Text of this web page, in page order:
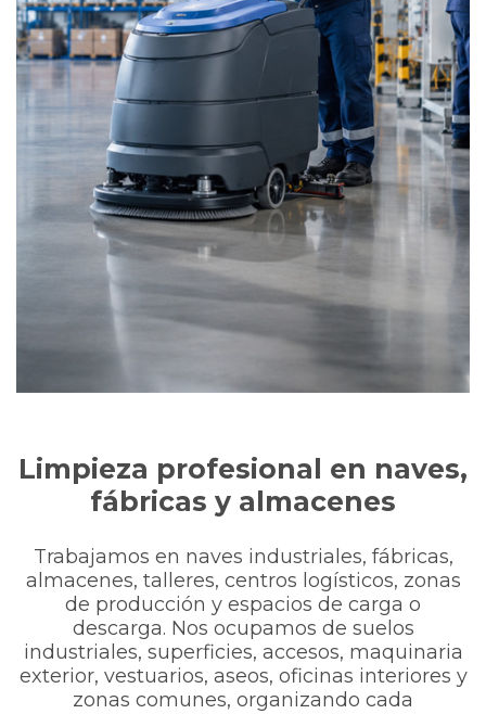
Limpieza profesional en naves,
fábricas y almacenes
Trabajamos en naves industriales, fábricas,
almacenes, talleres, centros logísticos, zonas
de producción y espacios de carga o
descarga. Nos ocupamos de suelos
industriales, superficies, accesos, maquinaria
exterior, vestuarios, aseos, oficinas interiores y
zonas comunes, organizando cada